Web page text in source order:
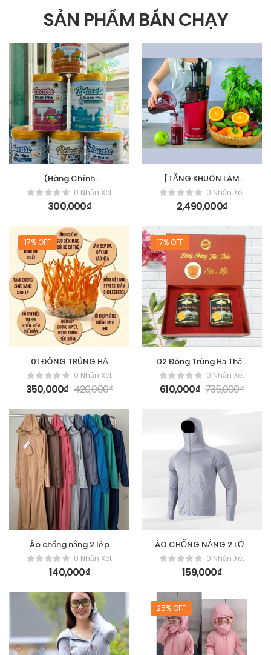
SẢN PHẨM BÁN CHẠY
(Hàng Chính
Hãng)_Sữa Bột
Betacare CANXI GLU
COLLAGEN “Giải Pháp Bổ
Chắc Khỏe”_900gr/lon
0 Nhận Xét
300,000₫
[TẶNG KHUÔN LÀM
KEM] Snapbee Máy ép
chậm S300MAX – 2 màu
0 Nhận Xét
2,490,000₫
17% OFF
01 ĐÔNG TRÙNG HẠ
THẢO (hộp đơn)
0 Nhận Xét
350,000₫ 420,000₫
17% OFF
02 Đông Trùng Hạ Thảo
(Hộp Đôi)0 Nhận Xét
610,000₫ 735,000₫
Áo chống nắng 2 lớp
0 Nhận Xét
140,000₫
ÁO CHỐNG NẮNG 2 LỚP
NAM0 Nhận Xét
159,000₫
25% OFF